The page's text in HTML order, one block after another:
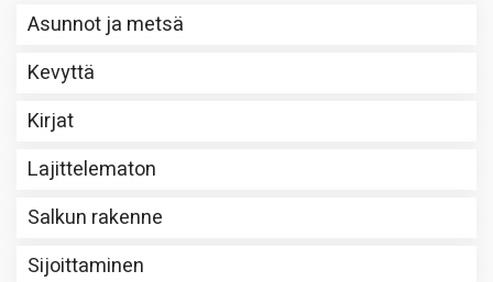
Asunnot ja metsä
Kevyttä
Kirjat
Lajittelematon
Salkun rakenne
Sijoittaminen